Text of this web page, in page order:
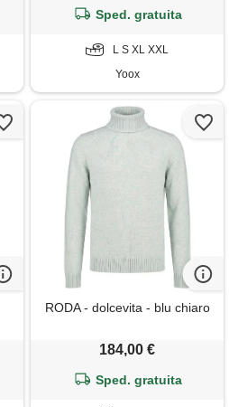
Sped. gratuita
L S XL XXL
Yoox
RODA - dolcevita - blu chiaro
184,00 €
Sped. gratuita